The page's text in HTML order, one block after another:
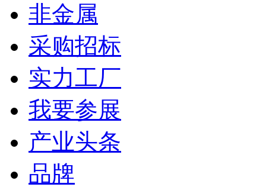
非金属
采购招标
实力工厂
我要参展
产业头条
品牌